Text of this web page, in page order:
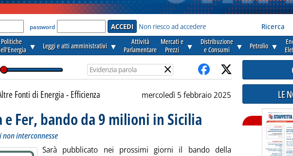
per accedere'
password Non riesco ad accedere Ricerca
Politiche
▼ Leggi e atti amministrativi ▼
Attività
Parlamentare
Mercati e
Prezzi
▼
Distribuzione
e Consumi
▼ Petrolio ▼
×
Fonti di Energia - Efficienza mercoledì 5 febbraio 2025
e Fer, bando da 9 milioni in Sicilia
interconnesse
Sarà pubblicato nei prossimi giorni il bando della
LE